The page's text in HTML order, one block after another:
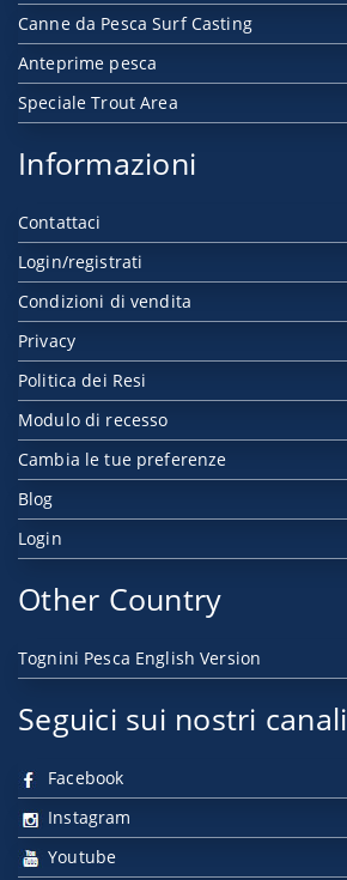
Canne da Pesca Surf Casting
Anteprime pesca
Speciale Trout Area
Informazioni
Contattaci
Login/registrati
Condizioni di vendita
Privacy
Politica dei Resi
Modulo di recesso
Cambia le tue preferenze
Blog
Login
Other Country
Tognini Pesca English Version
Seguici sui nostri canali
Facebook
Instagram
Youtube